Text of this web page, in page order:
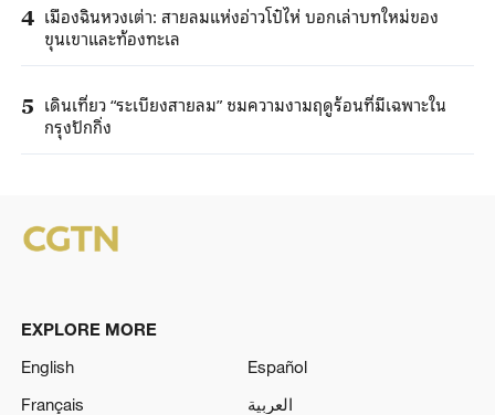
4 เมืองฉินหวงเต่า: สายลมแห่งอ่าวโป๋ไห่ บอกเล่าบทใหม่ของ
ขุนเขาและท้องทะเล
5 เดินเที่ยว “ระเบียงสายลม” ชมความงามฤดูร้อนที่มีเฉพาะใน
กรุงปักกิ่ง
EXPLORE MORE
English
Español
Français
العربية